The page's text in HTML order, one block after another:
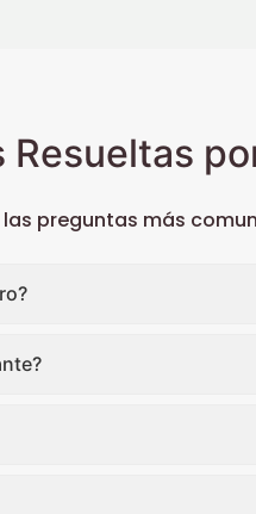
Resueltas
preguntas más